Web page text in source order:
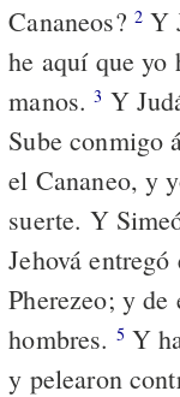
Cananeos? 2 Y
he aquí que yo
manos.3 Y
Sube conmigo
el Cananeo, y
suerte. Y
Jehová
Pherezeo; y
hombres. 5 Y
y pelearon